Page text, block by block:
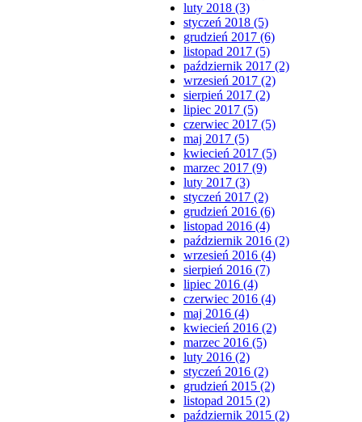
luty 2018 (3)
styczeń 2018 (5)
grudzień 2017 (6)
listopad 2017 (5)
październik 2017 (2)
wrzesień 2017 (2)
sierpień 2017 (2)
lipiec 2017 (5)
czerwiec 2017 (5)
maj 2017 (5)
kwiecień 2017 (5)
marzec 2017 (9)
luty 2017 (3)
styczeń 2017 (2)
grudzień 2016 (6)
listopad 2016 (4)
październik 2016 (2)
wrzesień 2016 (4)
sierpień 2016 (7)
lipiec 2016 (4)
czerwiec 2016 (4)
maj 2016 (4)
kwiecień 2016 (2)
marzec 2016 (5)
luty 2016 (2)
styczeń 2016 (2)
grudzień 2015 (2)
listopad 2015 (2)
październik 2015 (2)